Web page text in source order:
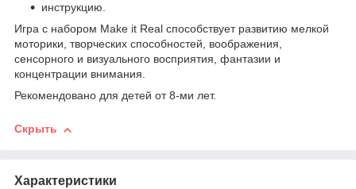
инструкцию.
Игра с набором Make it Real способствует развитию мелкой
моторики, творческих способностей, воображения,
сенсорного и визуального восприятия, фантазии и
концентрации внимания.
Рекомендовано для детей от 8-ми лет.
Скрыть
Характеристики